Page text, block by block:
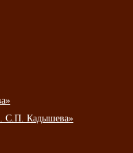
С.П. Кадышева»